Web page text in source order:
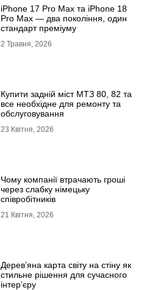
iРhone 17 Рro Мax та iРhone 18
Рro Мax — два покоління, один
стандарт преміуму
2 Травня, 2026
Купити задній міст МТЗ 80, 82 та
все необхідне для ремонту та
обслуговування
23 Квітня, 2026
Чому компанії втрачають гроші
через слабку німецьку
співробітників
21 Квітня, 2026
Дерев’яна карта світу на стіну як
стильне рішення для сучасного
інтер’єру